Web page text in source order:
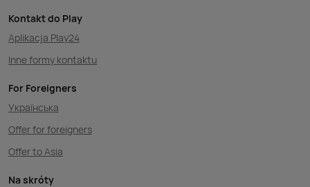
Kontakt do Play
Aplikacja Play24
Inne formy kontaktu
For Foreigners
Українська
Offer for foreigners
Offer to Asia
Na skróty